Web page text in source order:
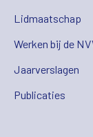
Lidmaatschap
Werken bij de
Jaarverslagen
Publicaties